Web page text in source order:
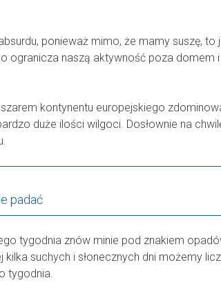
ponieważ mimo, że mamy suszę, to
ogranicza naszą aktywność poza domem i
kontynentu europejskiego
duże ilości wilgoci. Dosłownie na
padać
tygodnia znów minie pod znakiem
kilka suchych i słonecznych dni możemy
tygodnia.